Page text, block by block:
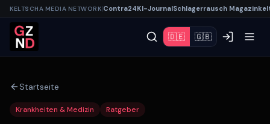
KELTSCHA MEDIA NETWORK|Contra24KI-JournalSchlagerrausch Magazin
🇩🇪 🇬🇧
Startseite
Krankheiten & Medizin Ratgeber